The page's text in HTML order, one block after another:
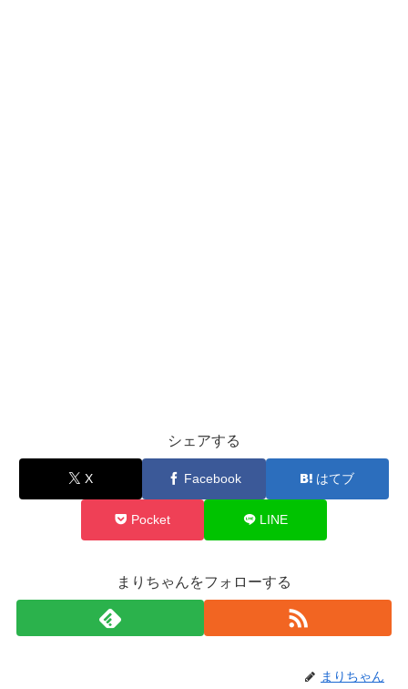
シェアする
X Facebook はてブ
Pocket LINE
まりちゃんをフォローする
まりちゃん